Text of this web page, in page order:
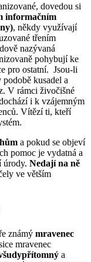
dovedou si
informačním
, někdy využívají
třením
nazývaná
pohybují ke
pro ostatní. Jsou-li
kusadel a
V rámci živočišné
i k vzájemným
Vítězí ti, kteří
a pokud se objeví
pomoc je vydatná a
úrody. Nedají na ně
ve větším
známý mravenec
mravenec
a